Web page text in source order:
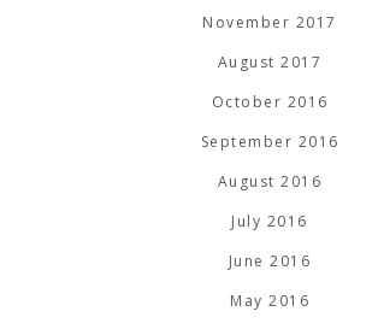
November 2017
August 2017
October 2016
September 2016
August 2016
July 2016
June 2016
May 2016